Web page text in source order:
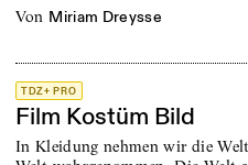
von Miriam Dreysse
TDZ+ PRO
Film Kostüm Bild
In Kleidung nehmen wir die